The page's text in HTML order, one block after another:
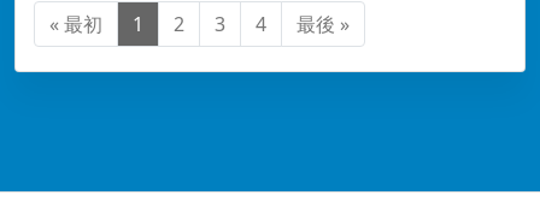
« 最初 1 2 3 4 最後 »